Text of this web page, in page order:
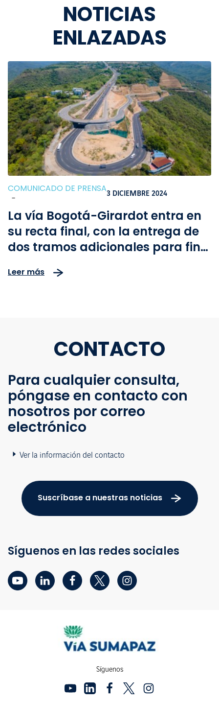
NOTICIAS
ENLAZADAS
COMUNICADO DE PRENSA
-
3 DICIEMBRE 2024
La vía Bogotá-Girardot entra en
su recta final, con la entrega de
dos tramos adicionales para fin
Leer más
CONTACTO
Para cualquier consulta,
póngase en contacto con
nosotros por correo
electrónico
Ver la información del contacto
Suscríbase a nuestras noticias
Síguenos en las redes sociales
Síguenos